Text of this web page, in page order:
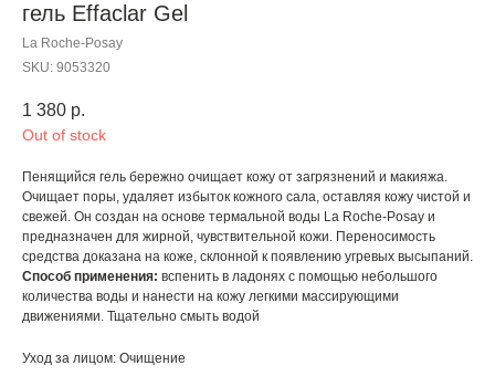
гель Effaclar Gel
La Roche-Posay
SKU: 9053320
1 380 р.
Out of stock
Пенящийся гель бережно очищает кожу от загрязнений и макияжа.
Очищает поры, удаляет избыток кожного сала, оставляя кожу чистой и
свежей. Он создан на основе термальной воды La Roche-Posay и
предназначен для жирной, чувствительной кожи. Переносимость
средства доказана на коже, склонной к появлению угревых высыпаний.
Способ применения: вспенить в ладонях с помощью небольшого
количества воды и нанести на кожу легкими массирующими
движениями. Тщательно смыть водой
Уход за лицом: Очищение